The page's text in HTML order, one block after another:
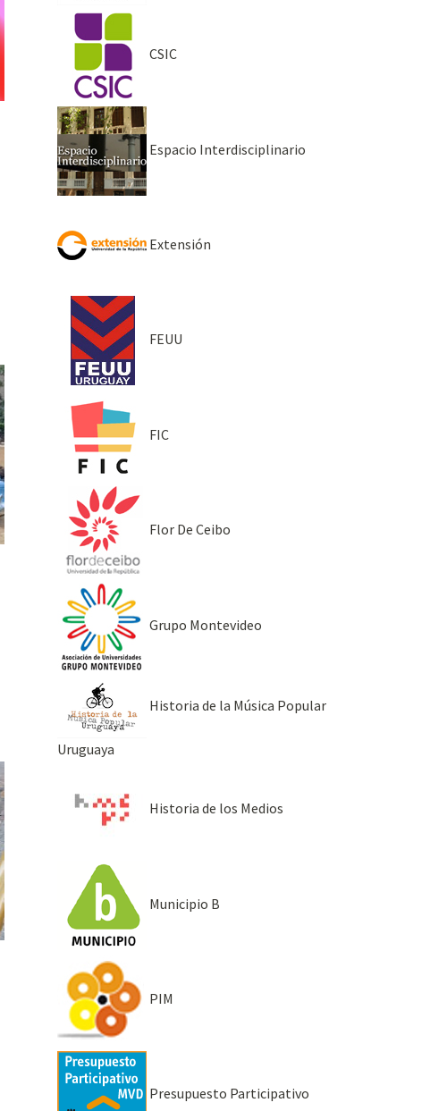
CSIC
Espacio Interdisciplinario
Extensión
FEUU
FIC
Flor De Ceibo
Grupo Montevideo
Historia de la Música Popular
Uruguaya
Historia de los Medios
Municipio B
PIM
Presupuesto Participativo